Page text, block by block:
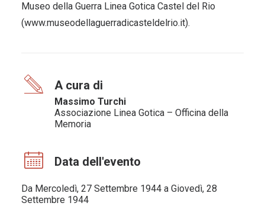
Museo della Guerra Linea Gotica Castel del Rio
(www.museodellaguerradicasteldelrio.it).
A cura di
Massimo Turchi
Associazione Linea Gotica – Officina della
Memoria
Data dell'evento
Da Mercoledì, 27 Settembre 1944 a Giovedì, 28
Settembre 1944